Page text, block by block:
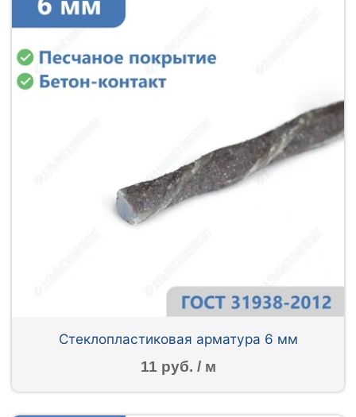
Стеклопластиковая арматура 6 мм
11 руб. / м